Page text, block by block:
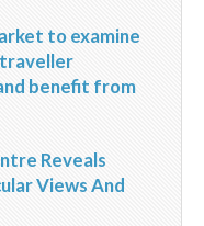
to examine
benefit from
Reveals
Views And